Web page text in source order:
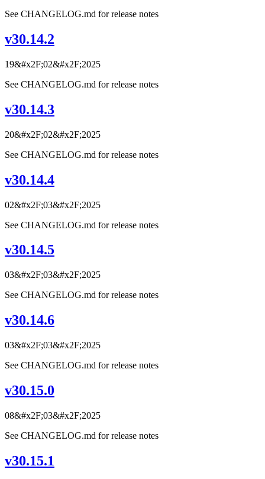
See CHANGELOG.md for release notes
v30.14.2
19&#x2F;02&#x2F;2025
See CHANGELOG.md for release notes
v30.14.3
20&#x2F;02&#x2F;2025
See CHANGELOG.md for release notes
v30.14.4
02&#x2F;03&#x2F;2025
See CHANGELOG.md for release notes
v30.14.5
03&#x2F;03&#x2F;2025
See CHANGELOG.md for release notes
v30.14.6
03&#x2F;03&#x2F;2025
See CHANGELOG.md for release notes
v30.15.0
08&#x2F;03&#x2F;2025
See CHANGELOG.md for release notes
v30.15.1